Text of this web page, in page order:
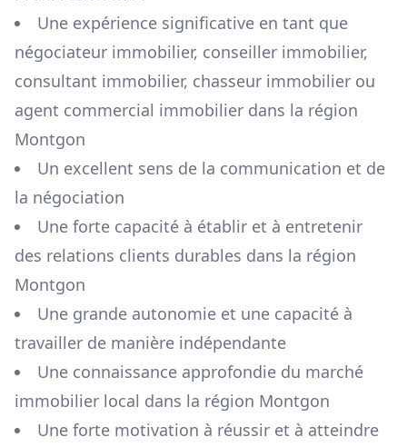
Une expérience significative en tant que
négociateur immobilier, conseiller immobilier,
consultant immobilier, chasseur immobilier ou
agent commercial immobilier dans la région
Montgon
Un excellent sens de la communication et de
la négociation
Une forte capacité à établir et à entretenir
des relations clients durables dans la région
Montgon
Une grande autonomie et une capacité à
travailler de manière indépendante
Une connaissance approfondie du marché
immobilier local dans la région Montgon
Une forte motivation à réussir et à atteindre